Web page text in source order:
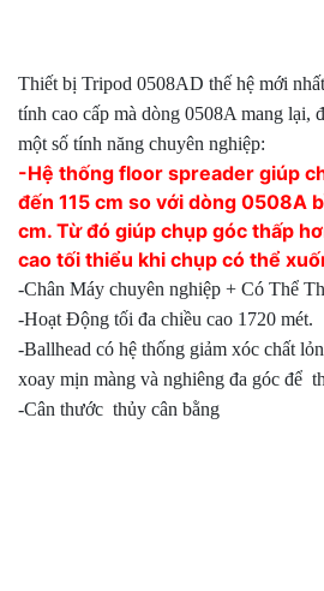
Thiết bị Tripod 0508AD thế hệ mới
tính cao cấp mà dòng 0508A mang lại,
một số tính năng chuyên nghiệp:
-Hệ thống floor spreader giúp
đến 115 cm so với dòng 0508A
cm. Từ đó giúp chụp góc thấp
cao tối thiểu khi chụp có thể
-Chân Máy chuyên nghiệp + Có Thể
-Hoạt Động tối đa chiều cao 1720 mét.
-Ballhead có hệ thống giảm xóc chất
xoay mịn màng và nghiêng đa góc để
-Cân thước thủy cân bằng